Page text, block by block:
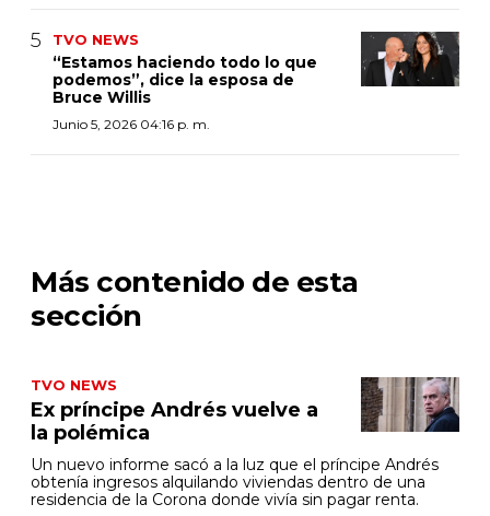
TVO NEWS
“Estamos haciendo todo lo que
podemos”, dice la esposa de
Bruce Willis
Junio 5, 2026 04:16 p. m.
Más contenido de esta
sección
TVO NEWS
Ex príncipe Andrés vuelve a
la polémica
Un nuevo informe sacó a la luz que el príncipe Andrés
obtenía ingresos alquilando viviendas dentro de una
residencia de la Corona donde vivía sin pagar renta.